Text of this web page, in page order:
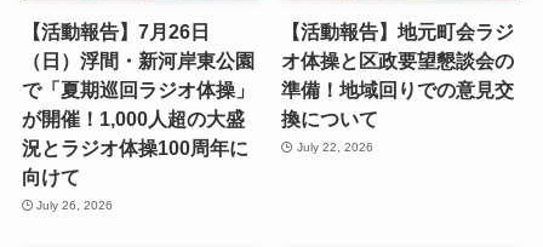
【活動報告】7月26日
（日）浮間・新河岸東公園
で「夏期巡回ラジオ体操」
が開催！1,000人超の大盛
況とラジオ体操100周年に
向けて
July 26, 2026
【活動報告】地元町会ラジ
オ体操と区政要望懇談会の
準備！地域回りでの意見交
換について
July 22, 2026